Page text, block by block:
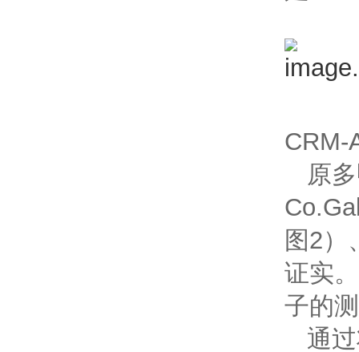
CRM-
原
图2）
证实
子的
通